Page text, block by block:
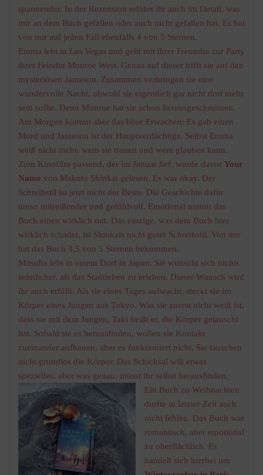
spannender. In der Rezension erfährt ihr auch im Detail, was
mir an dem Buch gefallen oder auch nicht gefallen hat. Es hat
von mir auf jeden Fall ebenfalls 4 von 5 Sternen.
Emma lebt in Las Vegas und geht mit ihrer Freundin zur Party
ihrer Feindin Monroe West. Genau auf dieser trifft sie auf den
mysteriösen Jameson. Zusammen verbringen sie eine
wundervolle Nacht, obwohl sie eigentlich gar nicht dort mehr
sein sollte. Denn Monroe hat sie schon herausgeschmissen.
Am Morgen kommt aber das böse Erwachen: Es gab einen
Mord und Jameson ist der Hauptverdächtige. Selbst Emma
weiß nicht mehr, wem sie trauen und wem glauben kann.
Zum Kinofilm passend, der im Januar lief, wurde davor Your
Name von Makoto Shinkai gelesen. Es war okay. Der
Schreibstil ist jetzt nicht der Beste. Die Geschichte dafür
umso mitreißender und gefühlvoll. Emotional nimmt das
Buch einen wirklich mit. Das einzige, was dem Buch hier
wirklich schadet, ist Shinkais nicht guter Schreibstil. Von mir
hat das Buch 3,5 von 5 Sternen bekommen.
Mitsuha lebt in einem Dorf in Japan. Sie wünscht sich nichts
sehnlicher, als das Stadtleben zu erleben. Dieser Wunsch wird
ihr auch erfüllt: Als sie eines Tages aufwacht, steckt sie im
Körper eines Jungen aus Tokyo. Was sie zuerst nicht weiß ist,
dass sie mit dem Jungen, Taki heißt er, die Körper getauscht
hat. Sobald sie es herausfinden, wollen sie Kontakt
zueinander aufbauen, aber es funktioniert nicht. Sie tauschen
nicht grundlos die Körper. Das Schicksal will etwas
spezielles, aber was genau, müsst ihr selbst herausfinden.
Ein Buch zu Weihnachten
durfte in letzter Zeit auch
nicht fehlen. Das Buch war
romantisch, aber emotional
zu oberflächlich. Es
handelt sich hierbei um